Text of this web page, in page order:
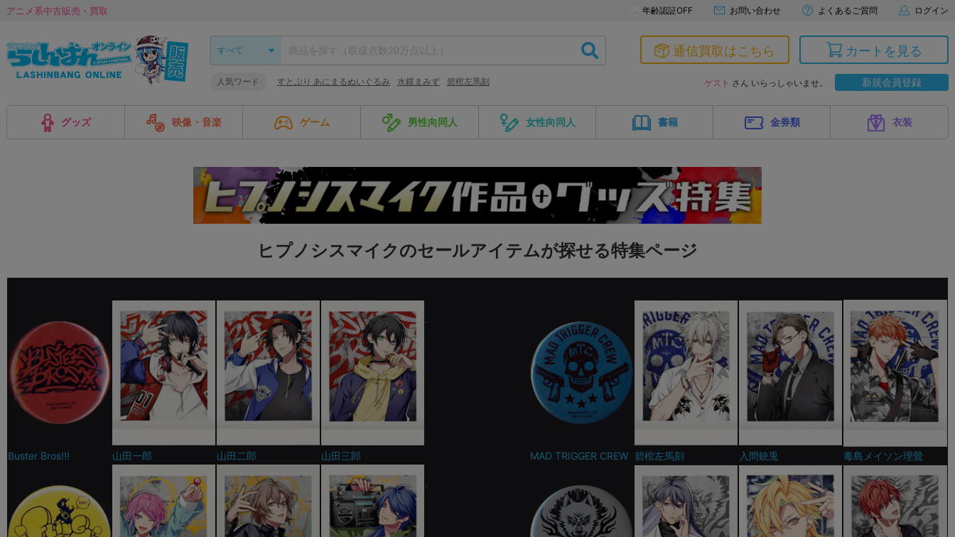
アニメ系中古販売・買取 年齢認証OFF お問い合わせ よくあるご質問 ログイン
人気ワード すとぷり あにまるぬいぐるみ 水鏡まみず 碧棺左馬刻
通信買取はこちら カートを見る
ゲスト さん いらっしゃいませ。 新規会員登録
グッズ 映像・音楽 ゲーム 男性向同人 女性向同人 書籍 金券類 衣装
ヒプノシスマイクのセールアイテムが探せる特集ページ
Buster Bros!!! 山田一郎 山田二郎 山田三郎 MAD TRIGGER CREW 碧棺左馬刻 入間銃兎 毒島メイソン理鶯